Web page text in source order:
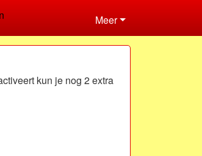
Meer
kun je nog 2 extra